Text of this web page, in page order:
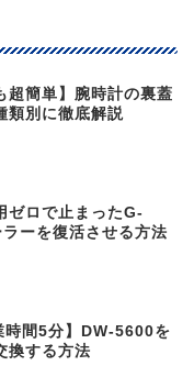
超簡単】腕時計の裏蓋
類別に徹底解説
ゼロで止まったG-
ーを復活させる方法
時間5分】DW‐5600を
換する方法